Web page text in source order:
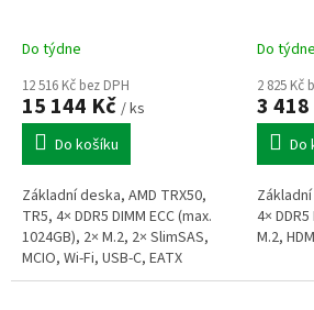
Do týdne
12 516 Kč bez DPH
15 144 Kč / ks
Do košíku
Základní deska, AMD TRX50,
TR5, 4× DDR5 DIMM ECC (max.
1024GB), 2× M.2, 2× SlimSAS,
MCIO, Wi-Fi, USB-C, EATX
Do týdne
2 825 Kč
3
Do
4×
M.2,